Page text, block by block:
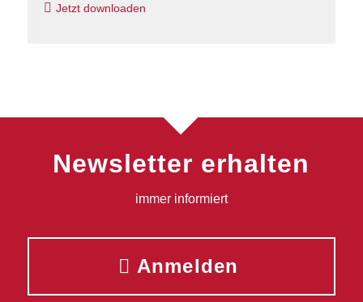
Jetzt downloaden
Newsletter erhalten
immer informiert
Anmelden